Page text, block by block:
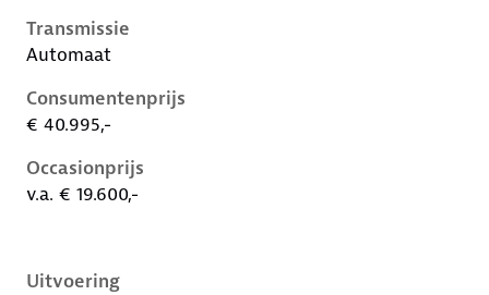
Transmissie
Automaat
Consumentenprijs
€ 40.995,-
Occasionprijs
v.a. € 19.600,-
Uitvoering